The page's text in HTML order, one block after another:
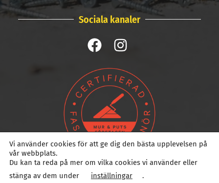
Sociala kanaler
Vi använder cookies för att ge dig den bästa upplevelsen på
vår webbplats.
Du kan ta reda på mer om vilka cookies vi använder eller
stänga av dem under
inställningar .